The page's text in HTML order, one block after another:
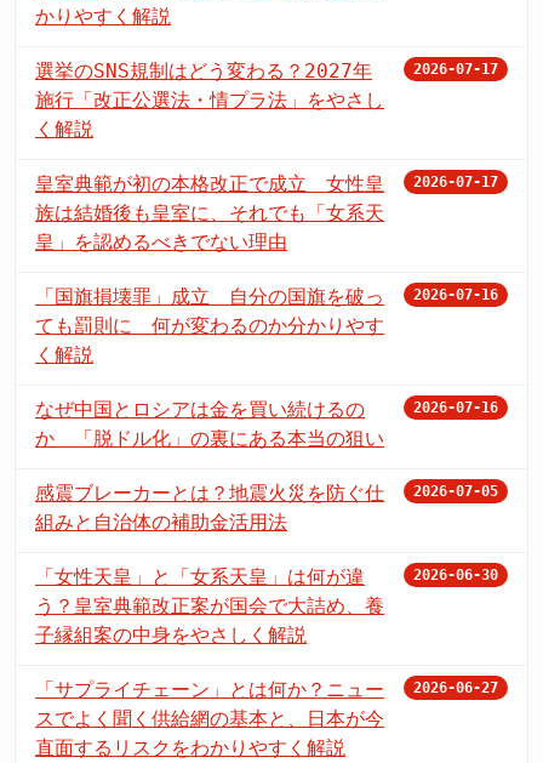
かりやすく解説
選挙のSNS規制はどう変わる？2027年
施行「改正公選法・情プラ法」をやさし
く解説
2026-07-17
皇室典範が初の本格改正で成立 女性皇
族は結婚後も皇室に、それでも「女系天
皇」を認めるべきでない理由
2026-07-17
「国旗損壊罪」成立 自分の国旗を破っ
ても罰則に 何が変わるのか分かりやす
く解説
2026-07-16
なぜ中国とロシアは金を買い続けるの
か 「脱ドル化」の裏にある本当の狙い
2026-07-16
感震ブレーカーとは？地震火災を防ぐ仕
組みと自治体の補助金活用法
2026-07-05
「女性天皇」と「女系天皇」は何が違
う？皇室典範改正案が国会で大詰め、養
子縁組案の中身をやさしく解説
2026-06-30
「サプライチェーン」とは何か？ニュー
スでよく聞く供給網の基本と、日本が今
直面するリスクをわかりやすく解説
2026-06-27